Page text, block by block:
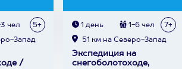
чел 5+
Запад
/
1 день 1-6 чел 7+
51 км на Северо-Запад
Экспедиция на
снегоболотоходе,